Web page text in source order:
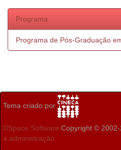
Programa
Programa de Pós-Graduação em
Tema criado por
DSpace Software Copyright ©
a administração